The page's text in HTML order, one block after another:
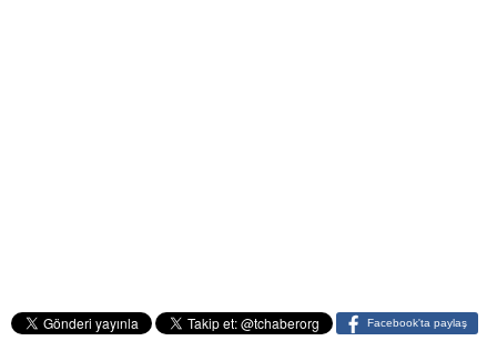
Facebook'ta paylaş